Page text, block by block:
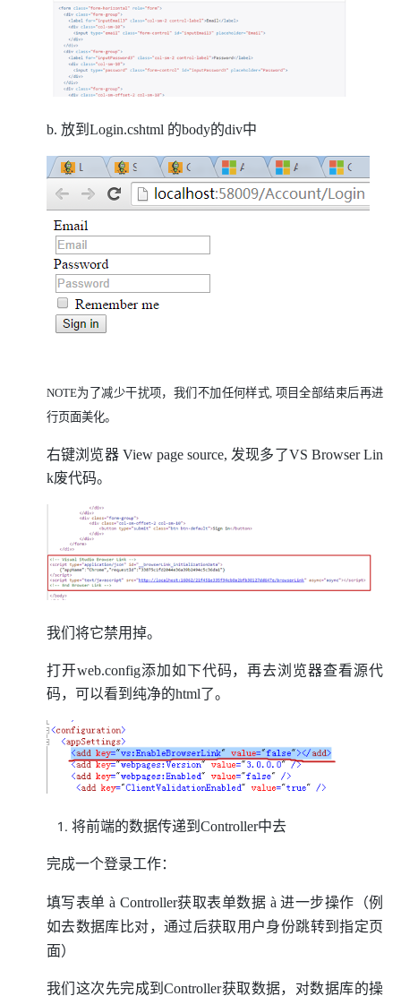
b. 放到 Login.cshtml 的body的div中
NOTE为了减少干扰项，我们不加任何样式, 项目全部结束后再进
行页面美化。
右键浏览器 View page source, 发现多了VS Browser Lin
k废代码。
我们将它禁用掉。
打开web.config添加如下代码，再去浏览器查看源代
码，可以看到纯净的html了。
将前端的数据传递到Controller中去
完成一个登录工作：
填写表单à Controller获取表单数据 à 进一步操作（例
如去数据库比对，通过后获取用户身份跳转到指定页
面）
我们这次先完成到Controller获取数据，对数据库的操